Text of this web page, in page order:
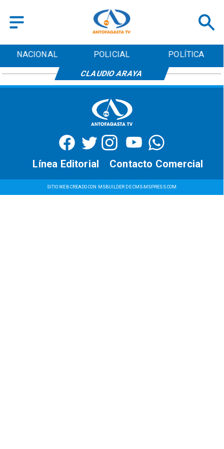
NACIONAL POLICIAL POLÍTICA
CLAUDIO ARAYA
SITIO WEB CREADO CON MSBUILDER DE CMS-MSPRESS.COM
Contacto Comercial
Línea Editorial